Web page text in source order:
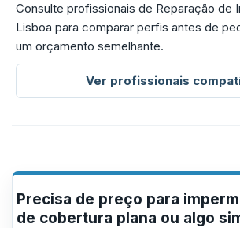
Consulte profissionais de Reparação de
Lisboa para comparar perfis antes de
um orçamento semelhante.
Ver profissionais
Precisa de preço para
de cobertura plana ou algo